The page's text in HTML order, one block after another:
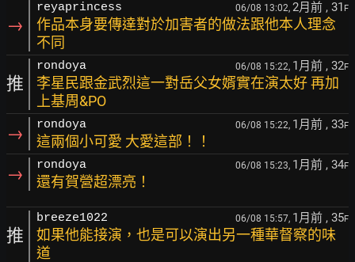
→
reyaprincess 06/08 13:02, 2月前 , 31 F
作品本身要傳達對於加害者的做法跟他本人理念
不同
推
rondoya 06/08 15:22, 1月前 , 32F
李星民跟金武烈這一對岳父女婿實在演太好 再加
上基周&PO
→ rondoya 06/08 15:22, 1月前 , 33F
這兩個小可愛 大愛這部！！
→ rondoya 06/08 15:23, 1月前 , 34F
還有賀營超漂亮！
推
breeze1022 06/08 15:57, 1月前 , 35F
如果他能接演，也是可以演出另一種華督察的味
道